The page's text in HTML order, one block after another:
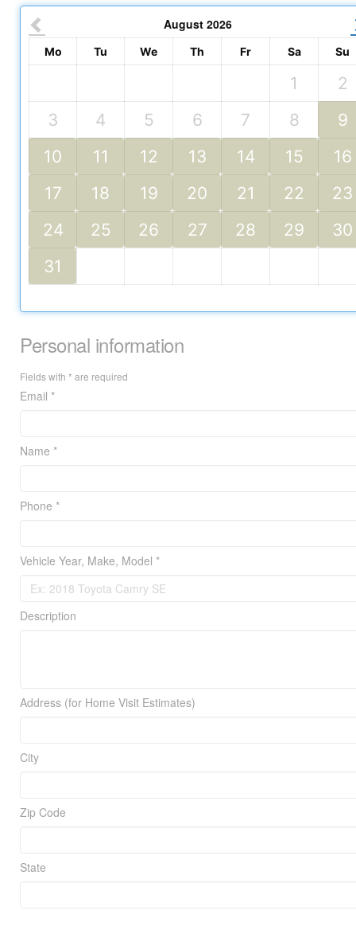
August 2026
Mo Tu We Th Fr Sa Su
1
2
3
4 5 6 7 8
9
10
11 12 13 14 15
16
17
18 19 20 21 22
23
24
25 26 27 28 29
30
31
Personal information
Fields with * are required
Email *
Name *
Phone *
Vehicle Year, Make, Model *
Description
Address (for Home Visit Estimates)
City
Zip Code
State